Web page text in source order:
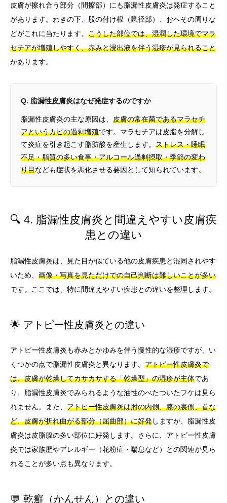
皮膚が擦れ合う部分（間擦部）にも脂漏性皮膚炎は発症すること
があります。わきの下、股の付け根（鼠径部）、おへその周りな
どがこれに当たります。 こうした部位では、湿潤した環境でマラ
セチアが増殖しやすく、赤みと浸出液を伴う湿疹が見られること
があります。
Q. 脂漏性皮膚炎はなぜ発症するのですか
脂漏性皮膚炎の主な原因は、 皮膚の常在菌であるマラセチ
アというカビの過剰増殖です。マラセチアは皮脂を分解し
て炎症を引き起こす脂肪酸を産生します。 ストレス・睡眠
不足・脂質の多い食事・アルコール過剰摂取・季節の変わ
り目なども症状を悪化させる要因として知られています。
🔍 4. 脂漏性皮膚炎と間違えやすい皮膚疾
患との違い
脂漏性皮膚炎は、見た目が似ている他の皮膚疾患と混同されやす
いため、 画像・写真を見ただけでの自己判断は難しいことが多い
です。ここでは、特に間違えやすい疾患との違いを整理します。
🌟 アトピー性皮膚炎との違い
アトピー性皮膚炎も赤みとかゆみを伴う慢性的な湿疹ですが、い
くつかの点で脂漏性皮膚炎と異なります。 アトピー性皮膚炎で
は、皮膚が乾燥してカサカサする「乾燥型」の湿疹が主体であ
り、脂漏性皮膚炎でみられるような油性のべたついたフケは見ら
れません。また、 アトピー性皮膚炎は肘の内側、膝の裏側、首な
ど、皮膚が折れ曲がる部分（屈曲部）に好発しますが、脂漏性皮
膚炎は皮脂腺の多い部位に好発します。さらに、アトピー性皮膚
炎では家族歴やアレルギー（花粉症・喘息など）との関連が見ら
れることが多い点も異なります。
💬 乾癬（かんせん）との違い